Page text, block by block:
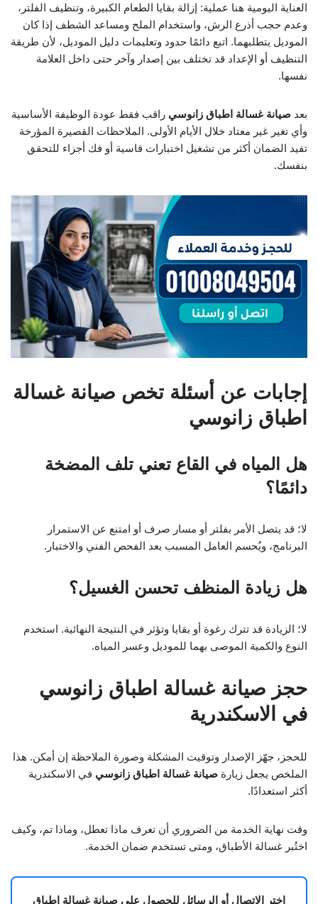
العناية اليومية هنا عملية: إزالة بقايا الطعام الكبيرة، وتنظيف الفلتر،
وعدم حجب أذرع الرش، واستخدام الملح ومساعد الشطف إذا كان
الموديل يتطلبهما. اتبع دائمًا حدود وتعليمات دليل الموديل، لأن طريقة
التنظيف أو الإعداد قد تختلف بين إصدار وآخر حتى داخل العلامة
نفسها.
بعد صيانة غسالة اطباق زانوسي راقب فقط عودة الوظيفة الأساسية
وأي تغير غير معتاد خلال الأيام الأولى. الملاحظات القصيرة المؤرخة
تفيد الضمان أكثر من تشغيل اختبارات قاسية أو فك أجزاء للتحقق
بنفسك.
إجابات عن أسئلة تخص صيانة غسالة
اطباق زانوسي
هل المياه في القاع تعني تلف المضخة
دائمًا؟
لا؛ قد يتصل الأمر بفلتر أو مسار صرف أو امتنع عن الاستمرار
البرنامج، ويُحسم العامل المسبب بعد الفحص الفني والاختبار.
هل زيادة المنظف تحسن الغسيل؟
لا؛ الزيادة قد تترك رغوة أو بقايا وتؤثر في النتيجة النهائية. استخدم
النوع والكمية الموصى بهما للموديل وعسر المياه.
حجز صيانة غسالة اطباق زانوسي
في الاسكندرية
للحجز، جهّز الإصدار وتوقيت المشكلة وصورة الملاحظة إن أمكن. هذا
الملخص يجعل زيارة صيانة غسالة اطباق زانوسي في الاسكندرية
أكثر استعدادًا.
وقت نهاية الخدمة من الضروري أن تعرف ماذا تعطل، وماذا تم، وكيف
اختُبر غسالة الأطباق، ومتى تستخدم ضمان الخدمة.
اختر الاتصال أو الرسائل للحصول على صيانة غسالة اطباق